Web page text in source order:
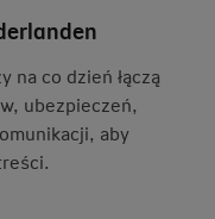
na co dzień łączą
ubezpieczeń,
aby